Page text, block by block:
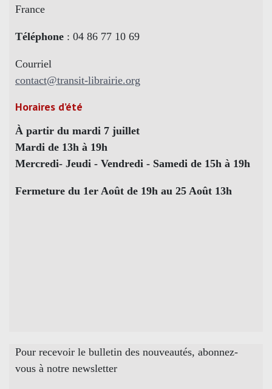
France
Téléphone : 04 86 77 10 69
Courriel
contact@transit-librairie.org
Horaires d’été
À partir du mardi 7 juillet
Mardi de 13h à 19h
Mercredi- Jeudi - Vendredi - Samedi de 15h à 19h
Fermeture du 1er Août de 19h au 25 Août 13h
Pour recevoir le bulletin des nouveautés, abonnez-
vous à notre newsletter